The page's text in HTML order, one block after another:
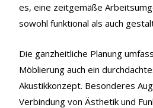
es, eine zeitgemäße
sowohl funktional als auch
Die ganzheitliche Planung
Möblierung auch ein
Akustikkonzept. Besonderes
Verbindung von Ästhetik und